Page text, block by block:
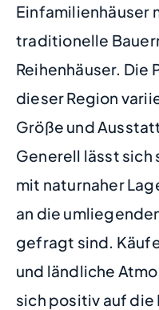
Einfamilienhäuser
traditionelle
Reihenhäuser. Die
dieser Region
Größe und
Generell lässt sich
mit naturnaher
an die
gefragt sind.
und ländliche
sich positiv auf